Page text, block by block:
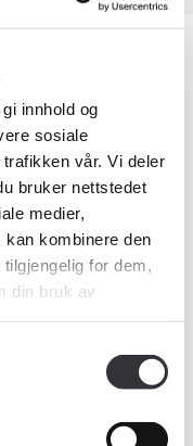
innhold og
sosiale
vår. Vi deler
bruker nettstedet
medier,
kombinere den
for dem,
din bruk av